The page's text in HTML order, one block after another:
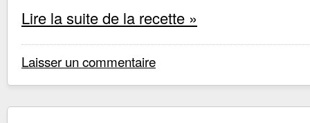
Lire la suite de la recette »
Laisser un commentaire